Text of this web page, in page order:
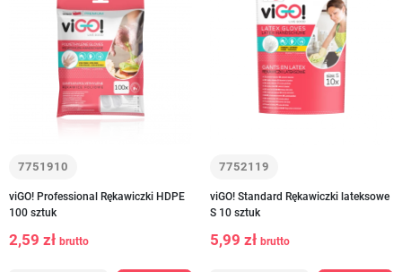
7751910
viGO! Professional Rękawiczki HDPE
100 sztuk
2,59 zł brutto
7752119
viGO! Standard Rękawiczki lateksowe
S 10 sztuk
5,99 zł brutto